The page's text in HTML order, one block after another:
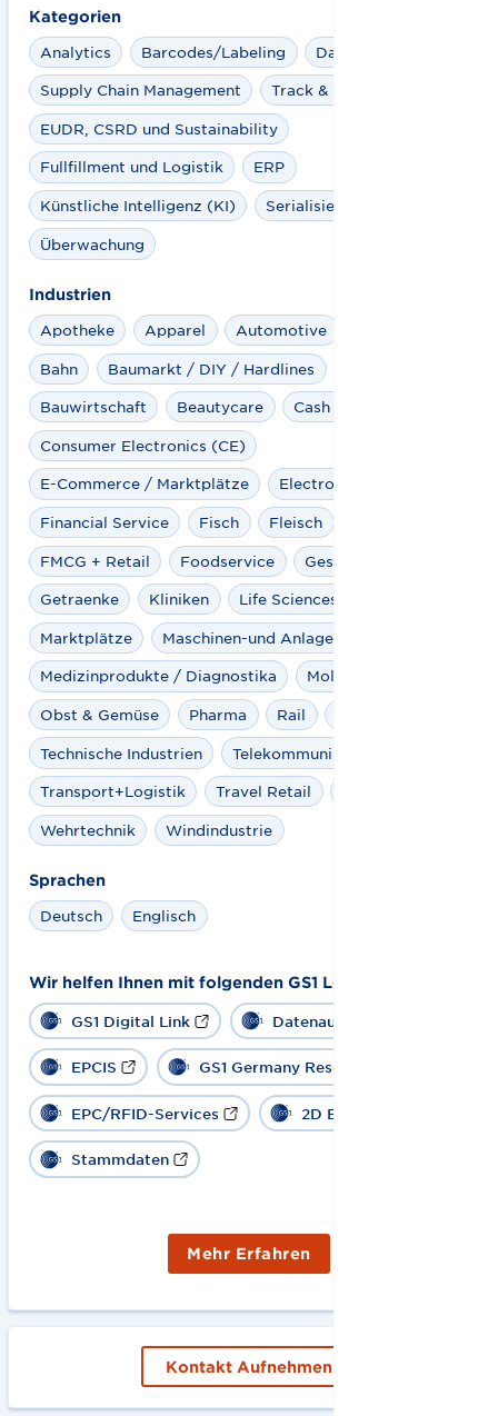
Kategorien
Analytics
Barcodes/Labeling Datenpool
Supply Chain Management Track & Trace
EUDR, CSRD und Sustainability
Fullfillment und Logistik ERP
Künstliche Intelligenz (KI) Serialisierung
Überwachung
Industrien
Apotheke
Apparel Automotive
Bahn Baumarkt / DIY / Hardlines
Bauwirtschaft Beautycare Cash Logistics
Consumer Electronics (CE)
E-Commerce / Marktplätze Electro
Financial Service Fisch Fleisch
FMCG + Retail Foodservice Gesundheitswesen
Getraenke Kliniken Life Sciences
Marktplätze Maschinen-und Anlagenbau
Medizinprodukte / Diagnostika Molkereiprodukte
Obst & Gemüse Pharma Rail
Technische Industrien Telekommunikation
Transport+Logistik Travel Retail
Wehrtechnik Windindustrie
Sprachen
Deutsch
Englisch
Wir helfen Ihnen mit folgenden GS1 Lösungen:
GS1 Digital Link Datenaustausch
EPCIS GS1 Germany Resolver
EPC/RFID-Services 2D Barcode
Stammdaten
Mehr Erfahren
Kontakt Aufnehmen